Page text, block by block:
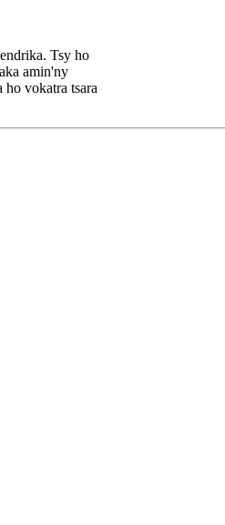
Tsy ho
amin'ny
ho vokatra tsara